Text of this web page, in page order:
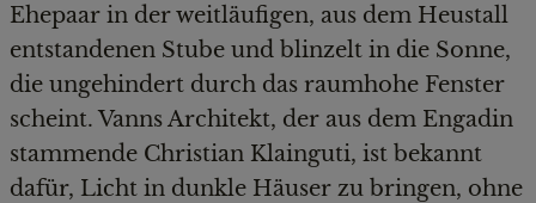
Ehepaar in der weitläufigen, aus dem Heustall
entstandenen Stube und blinzelt in die Sonne,
die ungehindert durch das raumhohe Fenster
scheint. Vanns Architekt, der aus dem Engadin
stammende Christian Klainguti, ist bekannt
dafür, Licht in dunkle Häuser zu bringen, ohne